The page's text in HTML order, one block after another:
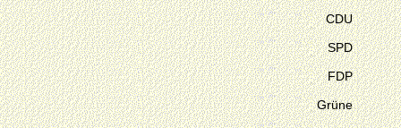
CDU
SPD
FDP
Grüne